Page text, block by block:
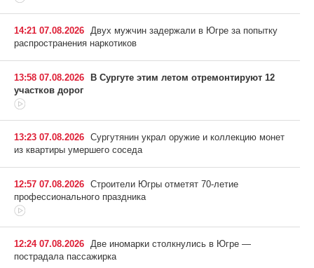
14:21 07.08.2026
Двух мужчин задержали в Югре за попытку
распространения наркотиков
13:58 07.08.2026 В Сургуте этим летом отремонтируют 12
участков дорог
13:23 07.08.2026 Сургутянин украл оружие и коллекцию монет
из квартиры умершего соседа
12:57 07.08.2026 Строители Югры отметят 70-летие
профессионального праздника
12:24 07.08.2026
Две иномарки столкнулись в Югре —
пострадала пассажирка